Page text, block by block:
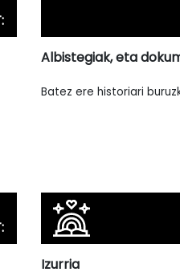
Albistegiak, eta
Batez ere historiari
Izurria